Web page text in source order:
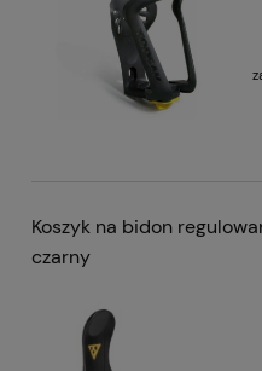
Koszyk na bidon
czarny